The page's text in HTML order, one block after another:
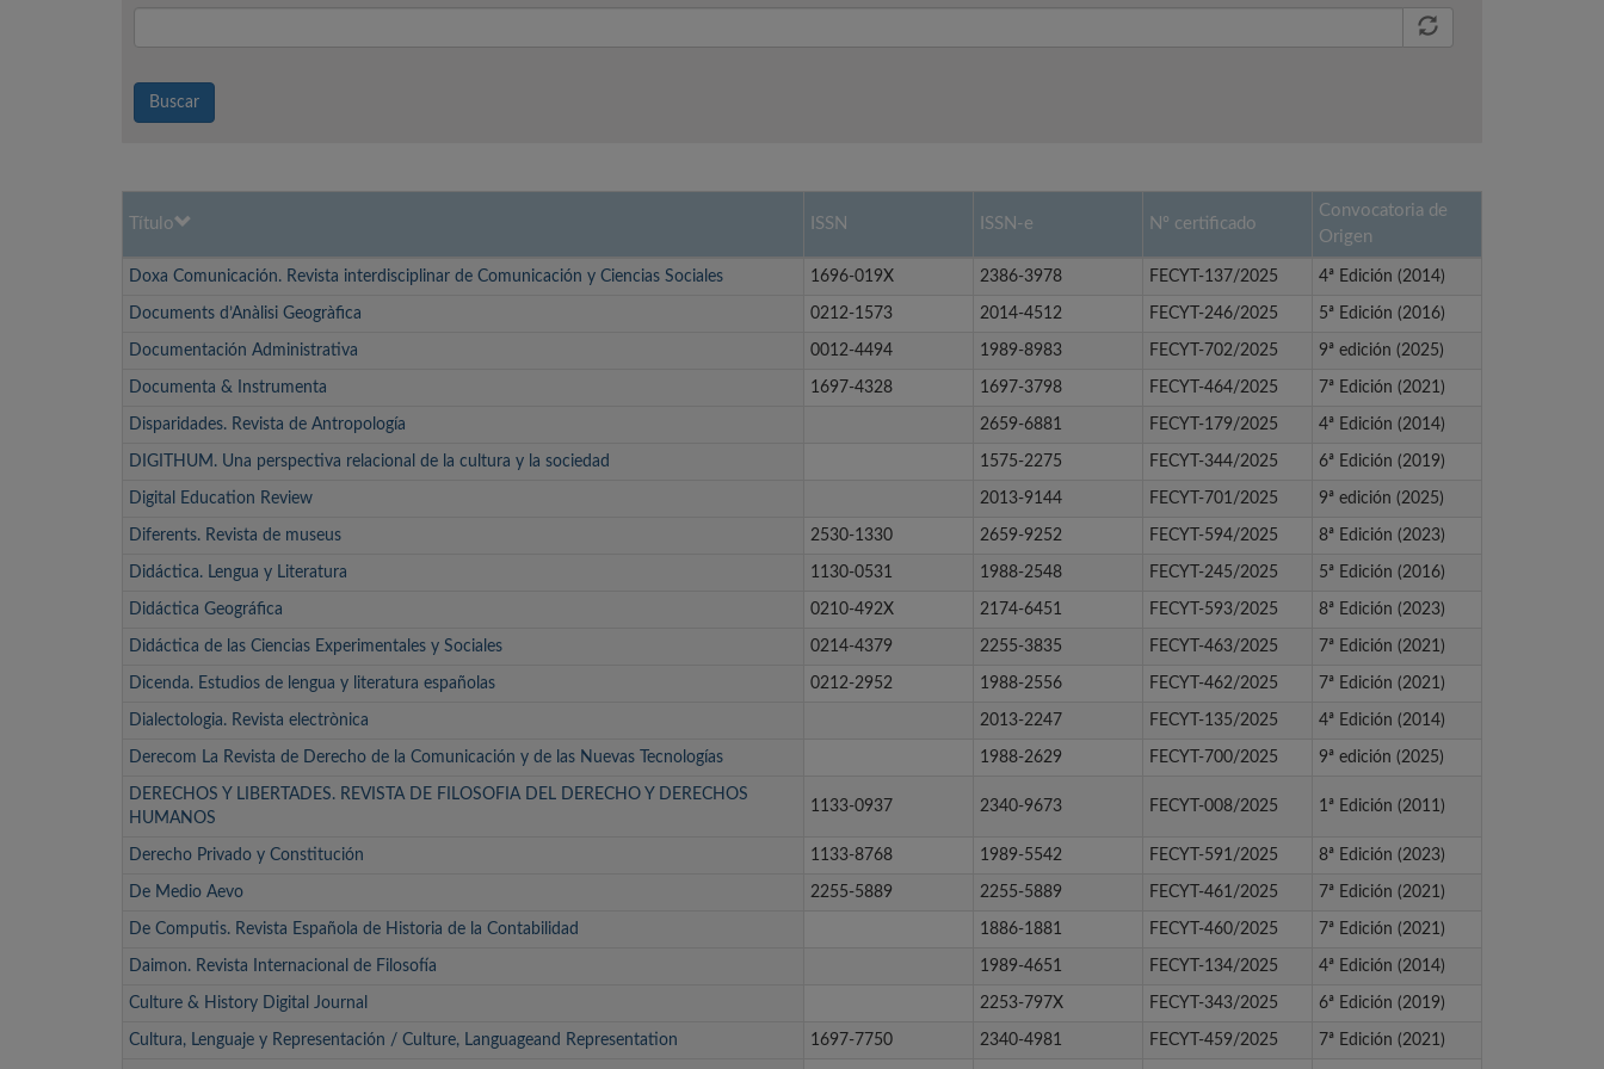
Buscar
Título ISSN ISSN-e Nº certificado
Convocatoria de
Origen
Doxa Comunicación. Revista interdisciplinar de Comunicación y Ciencias Sociales 1696-019X 2386-3978 FECYT-137/2025 4ª Edición (2014)
Documents d’Anàlisi Geogràfica 0212-1573 2014-4512 FECYT-246/2025 5ª Edición (2016)
Documentación Administrativa 0012-4494 1989-8983 FECYT-702/2025 9ª edición (2025)
Documenta & Instrumenta 1697-4328 1697-3798 FECYT-464/2025 7ª Edición (2021)
Disparidades. Revista de Antropología 2659-6881 FECYT-179/2025 4ª Edición (2014)
DIGITHUM. Una perspectiva relacional de la cultura y la sociedad 1575-2275 FECYT-344/2025 6ª Edición (2019)
Digital Education Review 2013-9144 FECYT-701/2025 9ª edición (2025)
Diferents. Revista de museus 2530-1330 2659-9252 FECYT-594/2025 8ª Edición (2023)
Didáctica. Lengua y Literatura 1130-0531 1988-2548 FECYT-245/2025 5ª Edición (2016)
Didáctica Geográfica 0210-492X 2174-6451 FECYT-593/2025 8ª Edición (2023)
Didáctica de las Ciencias Experimentales y Sociales 0214-4379 2255-3835 FECYT-463/2025 7ª Edición (2021)
Dicenda. Estudios de lengua y literatura españolas 0212-2952 1988-2556 FECYT-462/2025 7ª Edición (2021)
Dialectologia. Revista electrònica 2013-2247 FECYT-135/2025 4ª Edición (2014)
Derecom La Revista de Derecho de la Comunicación y de las Nuevas Tecnologías 1988-2629 FECYT-700/2025 9ª edición (2025)
DERECHOS Y LIBERTADES. REVISTA DE FILOSOFIA DEL DERECHO Y DERECHOS
HUMANOS
1133-0937 2340-9673 FECYT-008/2025 1ª Edición (2011)
Derecho Privado y Constitución 1133-8768 1989-5542 FECYT-591/2025 8ª Edición (2023)
De Medio Aevo 2255-5889 2255-5889 FECYT-461/2025 7ª Edición (2021)
De Computis. Revista Española de Historia de la Contabilidad 1886-1881 FECYT-460/2025 7ª Edición (2021)
Daimon. Revista Internacional de Filosofía 1989-4651 FECYT-134/2025 4ª Edición (2014)
Culture & History Digital Journal 2253-797X FECYT-343/2025 6ª Edición (2019)
Cultura, Lenguaje y Representación / Culture, Languageand Representation 1697-7750 2340-4981 FECYT-459/2025 7ª Edición (2021)